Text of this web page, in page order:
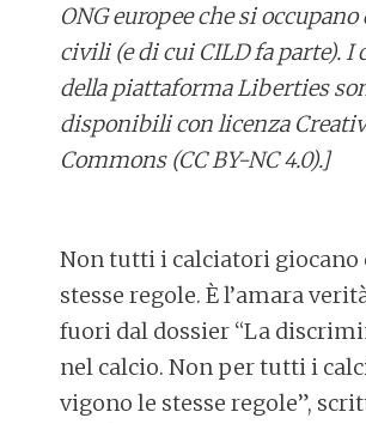
ONG europee che si
civili (e di cui CILD fa parte). I
della piattaforma Liberties
disponibili con licenza
Commons (CC BY-NC 4.0).]
Non tutti i calciatori giocano
stesse regole. È l’amara
fuori dal dossier “La
nel calcio. Non per tutti i
vigono le stesse regole”,